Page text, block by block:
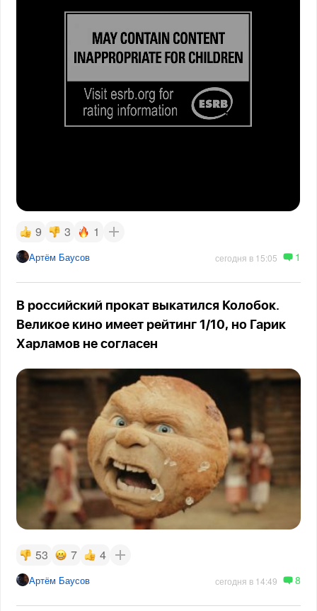
9 3 1
Артём Баусов сегодня в 15:05 1
В российский прокат выкатился Колобок.
Великое кино имеет рейтинг 1/10, но Гарик
Харламов не согласен
53 7 4
Артём Баусов сегодня в 14:49 8